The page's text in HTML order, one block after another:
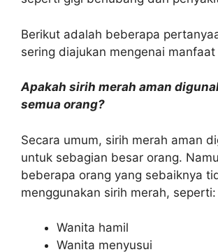
Berikut adalah beberapa
sering diajukan mengenai
Apakah sirih merah aman
semua orang?
Secara umum, sirih merah aman
untuk sebagian besar orang.
beberapa orang yang sebaiknya
menggunakan sirih merah, seperti:
Wanita hamil
Wanita menyusui